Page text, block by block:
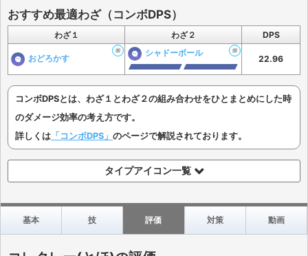
おすすめ最適わざ（コンボDPS）
わざ１ わざ２ DPS
おどろかす
シャドーボール
22.96
コンボDPSとは、わざ１とわざ２の組み合わせをひとまとめにした時
のダメージ効率の考え方です。
詳しくは 「コンボDPS」 のページで解説されております。
タイプアイコン一覧
基本 技 評価 対策 動画